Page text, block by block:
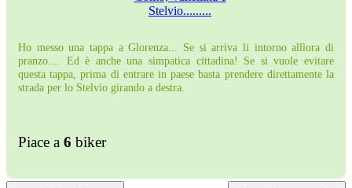
Ho messo una tappa a Glorenza... Se si arriva li intorno allìora di
pranzo.... Ed è anche una simpatica cittadina! Se si vuole evitare
questa tappa, prima di entrare in paese basta prendere direttamente la
strada per lo Stelvio girando a destra.
Piace a 6 biker